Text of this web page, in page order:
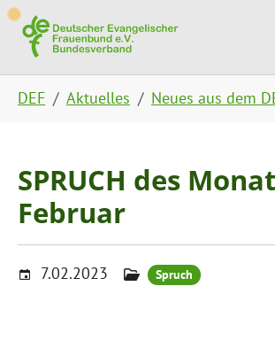
Skip to main content
Skip to page footer
DEF Aktuelles Neues aus dem
SPRUCH des
Februar
7.02.2023 Spruch